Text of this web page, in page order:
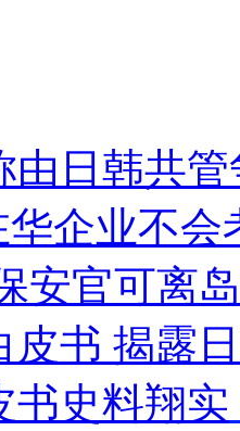
不公正
由日韩共
华企业不会
安官可离
皮书 揭露
书史料翔实